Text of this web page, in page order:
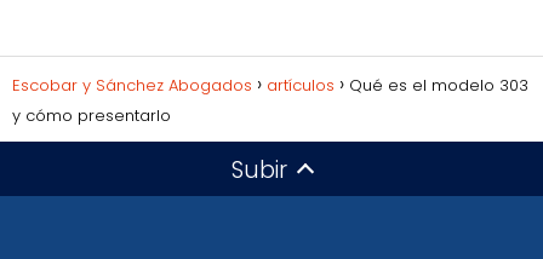
Escobar y Sánchez Abogados artículos
Qué es el modelo 303
y cómo presentarlo
Subir